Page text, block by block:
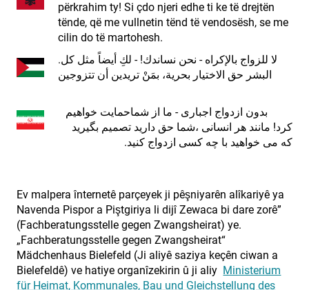
përkrahim ty! Si çdo njeri edhe ti ke të drejtën
tënde, që me vullnetin tënd të vendosësh, se me
cilin do të martohesh.
.لا للزواج بالإكراه - نحن نساندك! - لكِ أيضاً مثل كل
البشر حق الاختيار بحرية، بمَنْ تريدين أن تتزوجين
بدون ازدواج اجباری - ما از شماحمایت خواهیم
کرد! مانند هر انسانی ،شما حق دارید تصمیم بگیرید
که می خواهید با چه کسی ازدواج کنید.
Ev malpera înternetê parçeyek ji pêşniyarên alîkariyê ya
Navenda Pispor a Piştgiriya li dijî Zewaca bi dare zorê”
(Fachberatungsstelle gegen Zwangsheirat) ye.
„Fachberatungsstelle gegen Zwangsheirat“
Mädchenhaus Bielefeld (Ji aliyê saziya keçên ciwan a
Bielefeldê) ve hatiye organîzekirin û ji aliy Ministerium
für Heimat, Kommunales, Bau und Gleichstellung des